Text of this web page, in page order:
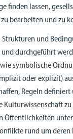
finden lassen,
bearbeiten und zu
und
durchgeführt
symbolische
oder explizit)
Regeln
Kulturwissenschaft
rund um